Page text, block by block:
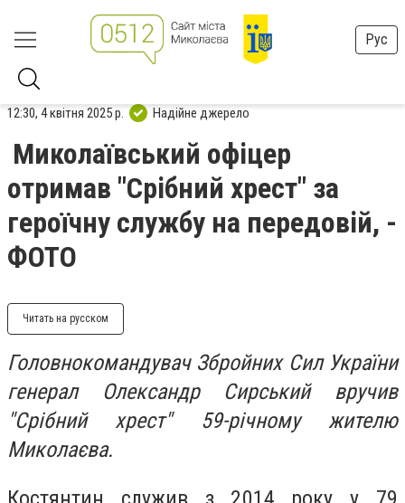
Рус
12:30, 4 квітня 2025 р. Надійне джерело
Миколаївський офіцер
отримав "Срібний хрест" за
героїчну службу на передовій, -
ФОТО
Читать на русском
Головнокомандувач Збройних Сил України
генерал Олександр Сирський вручив
"Срібний хрест" 59-річному жителю
Миколаєва.